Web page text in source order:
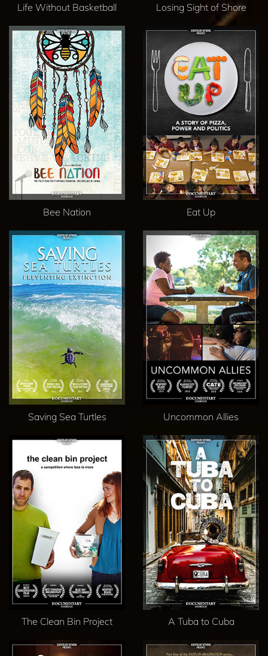
Life Without Basketball Losing Sight of Shore
Bee Nation Eat Up
Saving Sea Turtles Uncommon Allies
The Clean Bin Project A Tuba to Cuba